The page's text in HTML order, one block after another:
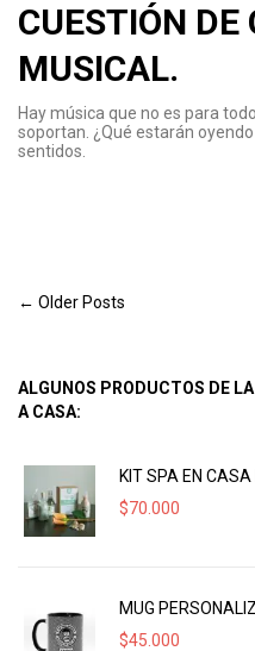
CUESTIÓN DE
MUSICAL.
Hay música que no es para
soportan. ¿Qué estarán
sentidos.
← Older Posts
ALGUNOS PRODUCTOS DE
A CASA:
KIT SPA EN
$70.000
MUG
$45.000